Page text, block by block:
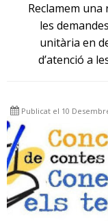
Reclamem
les
unitària en
d’atenció a
Publicat el 10